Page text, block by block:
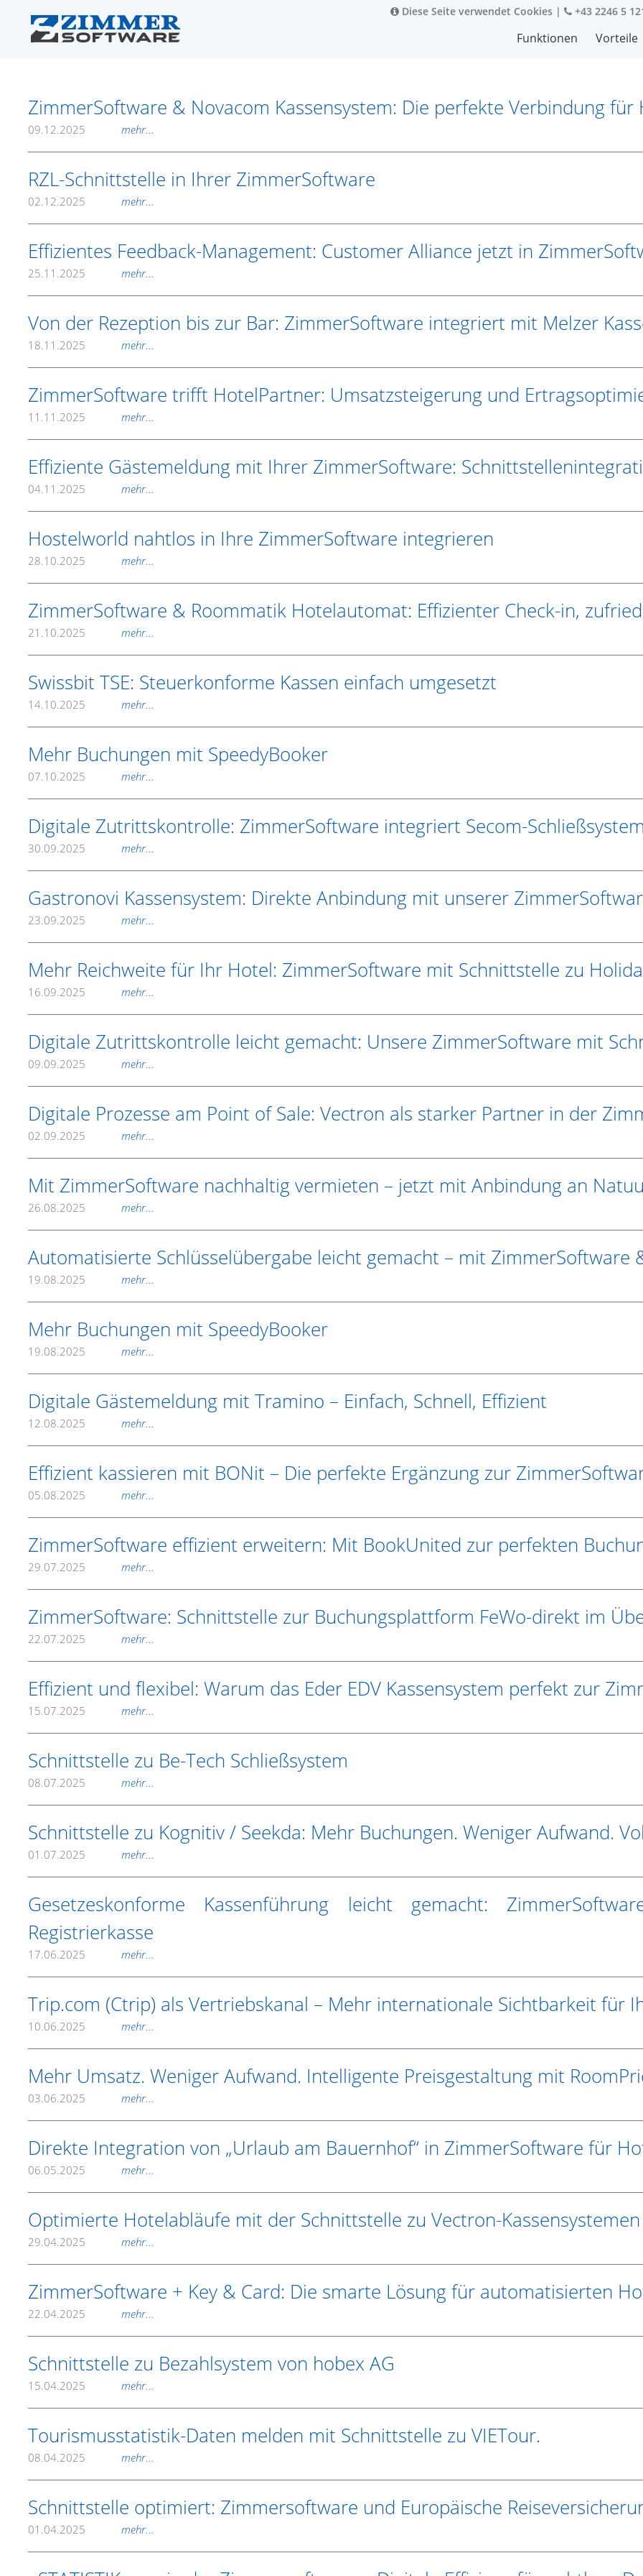
Diese Seite verwendet Cookies | +43 2246 5
Funktionen Vorteile
ZimmerSoftware & Novacom Kassensystem: Die perfekte Verbindung
09.12.2025 mehr...
RZL-Schnittstelle in Ihrer ZimmerSoftware
02.12.2025 mehr...
Effizientes Feedback-Management: Customer Alliance jetzt in
25.11.2025 mehr...
Von der Rezeption bis zur Bar: ZimmerSoftware integriert mit Melzer
18.11.2025 mehr...
ZimmerSoftware trifft HotelPartner: Umsatzsteigerung und
11.11.2025 mehr...
Effiziente Gästemeldung mit Ihrer ZimmerSoftware:
04.11.2025 mehr...
Hostelworld nahtlos in Ihre ZimmerSoftware integrieren
28.10.2025 mehr...
ZimmerSoftware & Roommatik Hotelautomat: Effizienter Check-in,
21.10.2025 mehr...
Swissbit TSE: Steuerkonforme Kassen einfach umgesetzt
14.10.2025 mehr...
Mehr Buchungen mit SpeedyBooker
07.10.2025 mehr...
Digitale Zutrittskontrolle: ZimmerSoftware integriert Secom-
30.09.2025 mehr...
Gastronovi Kassensystem: Direkte Anbindung mit unserer
23.09.2025 mehr...
Mehr Reichweite für Ihr Hotel: ZimmerSoftware mit Schnittstelle zu
16.09.2025 mehr...
Digitale Zutrittskontrolle leicht gemacht: Unsere ZimmerSoftware mit
09.09.2025 mehr...
Digitale Prozesse am Point of Sale: Vectron als starker Partner in der
02.09.2025 mehr...
Mit ZimmerSoftware nachhaltig vermieten – jetzt mit Anbindung an
26.08.2025 mehr...
Automatisierte Schlüsselübergabe leicht gemacht – mit ZimmerSoftware
19.08.2025 mehr...
Mehr Buchungen mit SpeedyBooker
19.08.2025 mehr...
Digitale Gästemeldung mit Tramino – Einfach, Schnell, Effizient
12.08.2025 mehr...
Effizient kassieren mit BONit – Die perfekte Ergänzung zur
05.08.2025 mehr...
ZimmerSoftware effizient erweitern: Mit BookUnited zur perfekten
29.07.2025 mehr...
ZimmerSoftware: Schnittstelle zur Buchungsplattform FeWo-direkt im
22.07.2025 mehr...
Effizient und flexibel: Warum das Eder EDV Kassensystem perfekt zur
15.07.2025 mehr...
Schnittstelle zu Be-Tech Schließsystem
08.07.2025 mehr...
Schnittstelle zu Kognitiv / Seekda: Mehr Buchungen. Weniger Aufwand.
01.07.2025 mehr...
Gesetzeskonforme Kassenführung leicht gemacht:
Registrierkasse
17.06.2025 mehr...
Trip.com (Ctrip) als Vertriebskanal – Mehr internationale Sichtbarkeit für
10.06.2025 mehr...
Mehr Umsatz. Weniger Aufwand. Intelligente Preisgestaltung mit
03.06.2025 mehr...
Direkte Integration von „Urlaub am Bauernhof“ in ZimmerSoftware für
06.05.2025 mehr...
Optimierte Hotelabläufe mit der Schnittstelle zu Vectron-Kassensystemen
29.04.2025 mehr...
ZimmerSoftware + Key & Card: Die smarte Lösung für automatisierten
22.04.2025 mehr...
Schnittstelle zu Bezahlsystem von hobex AG
15.04.2025 mehr...
Tourismusstatistik-Daten melden mit Schnittstelle zu VIETour.
08.04.2025 mehr...
Schnittstelle optimiert: Zimmersoftware und Europäische
01.04.2025 mehr...